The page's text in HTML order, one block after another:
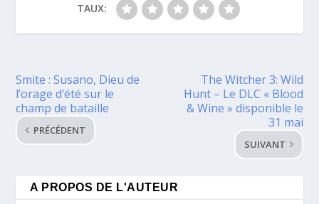
TAUX:
Smite : Susano, Dieu de
l’orage d’été sur le
PRÉCÉDENT
The Witcher 3: Wild
Hunt – Le DLC « Blood
& Wine » disponible le
31 mai
SUIVANT
A PROPOS DE L'AUTEUR